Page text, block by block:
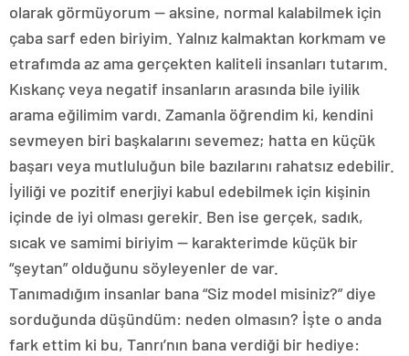
olarak görmüyorum — aksine, normal kalabilmek için
çaba sarf eden biriyim. Yalnız kalmaktan korkmam ve
etrafımda az ama gerçekten kaliteli insanları tutarım.
Kıskanç veya negatif insanların arasında bile iyilik
arama eğilimim vardı. Zamanla öğrendim ki, kendini
sevmeyen biri başkalarını sevemez; hatta en küçük
başarı veya mutluluğun bile bazılarını rahatsız edebilir.
İyiliği ve pozitif enerjiyi kabul edebilmek için kişinin
içinde de iyi olması gerekir. Ben ise gerçek, sadık,
sıcak ve samimi biriyim — karakterimde küçük bir
“şeytan” olduğunu söyleyenler de var.
Tanımadığım insanlar bana “Siz model misiniz?” diye
sorduğunda düşündüm: neden olmasın? İşte o anda
fark ettim ki bu, Tanrı’nın bana verdiği bir hediye: